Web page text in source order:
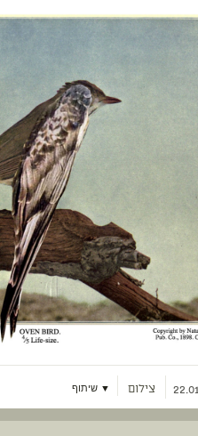
צילום ▼ שיתוף